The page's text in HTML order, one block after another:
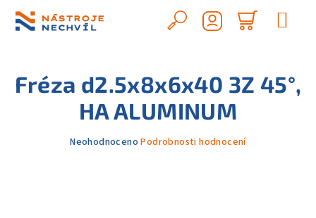
obsah
Hledat
košík
Fréza d2.5x8x6x40 3Z 45°,
HA ALUMINUM
Průměrné
Neohodnoceno Podrobnosti hodnocení